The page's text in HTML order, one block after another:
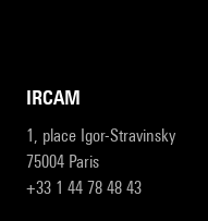
IRCAM
1, place Igor-Stravinsky
75004 Paris
+33 1 44 78 48 43